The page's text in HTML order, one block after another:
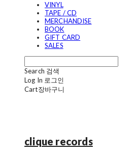
VINYL
TAPE / CD
MERCHANDISE
BOOK
GIFT CARD
SALES
Search 검색
Log In 로그인
Cart장바구니
clique records